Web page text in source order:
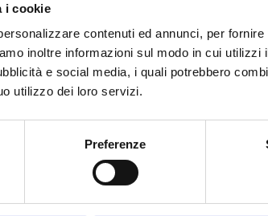
i cookie
contenuti ed annunci, per
inoltre informazioni sul modo in cui
e social media, i quali potrebbero
utilizzo dei loro servizi.
Preferenze
Garantiamo la tua privacy
Tutti i dati inseriti saranno eliminati
In